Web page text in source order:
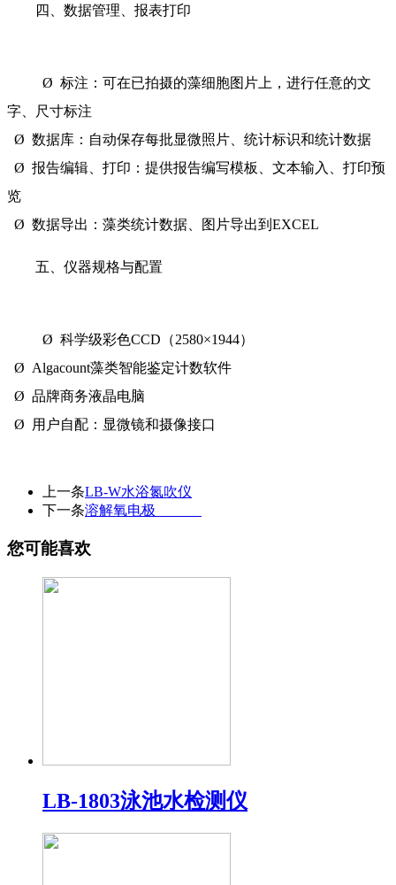
四、数据管理、报表打印
Ø 标注：可在已拍摄的藻细胞图片上，进行任意的文
字、尺寸标注
Ø 数据库：自动保存每批显微照片、统计标识和统计数据
Ø 报告编辑、打印：提供报告编写模板、文本输入、打印预
览
Ø 数据导出：藻类统计数据、图片导出到EXCEL
五、仪器规格与配置
Ø 科学级彩色CCD（2580×1944）
Ø Algacount藻类智能鉴定计数软件
Ø 品牌商务液晶电脑
Ø 用户自配：显微镜和摄像接口
上一条LB-W水浴氮吹仪
下一条溶解氧电极
您可能喜欢
LB-1803泳池水检测仪